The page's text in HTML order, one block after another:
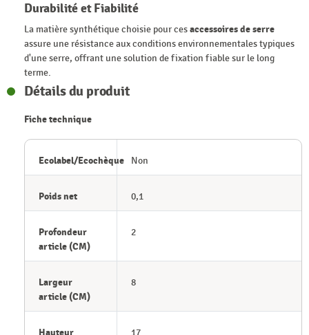
Durabilité et Fiabilité
La matière synthétique choisie pour cesaccessoires de serre
assure une résistance aux conditions environnementales typiques
d'une serre, offrant une solution de fixation fiable sur le long
terme.
Détails du produit
Fiche technique
Ecolabel/Ecochèque Non
Poids net 0,1
Profondeur
article (CM)
2
Largeur
article (CM)
8
Hauteur
17